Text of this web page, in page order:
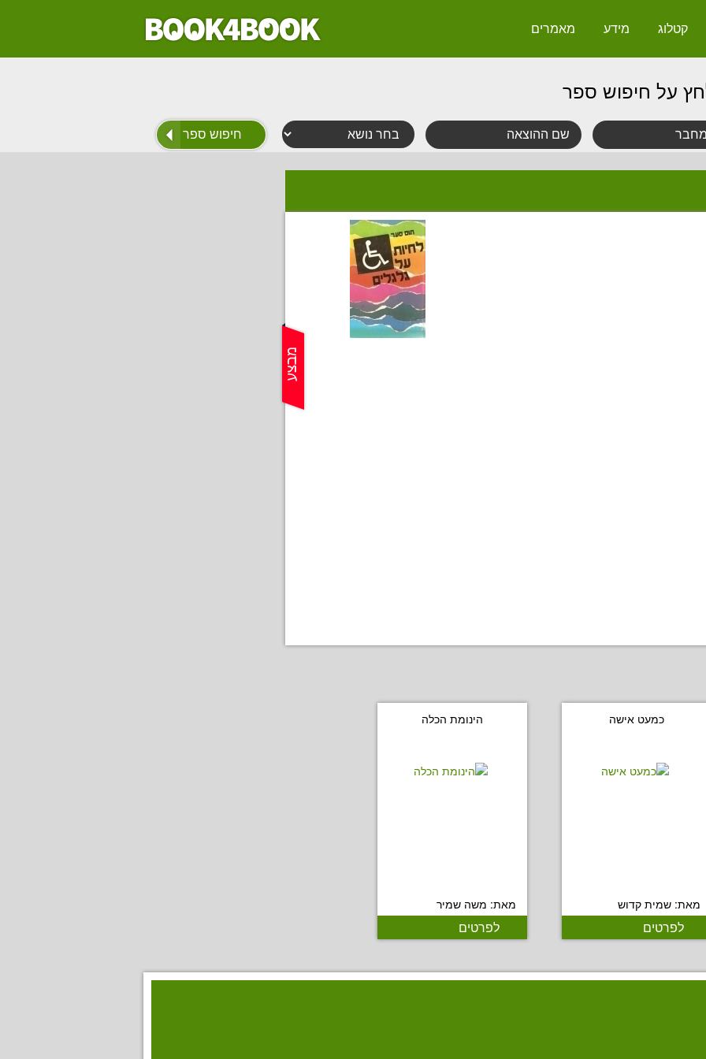
קטלוג מידע מאמרים
על חיפוש ספר
כמעט אישה
מאת: שמית קדוש
לפרטים
הינומת הכלה
מאת: משה שמיר
לפרטים